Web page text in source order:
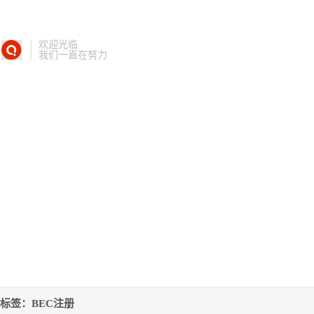
欢迎光临
我们一直在努力
标签：BEC注册